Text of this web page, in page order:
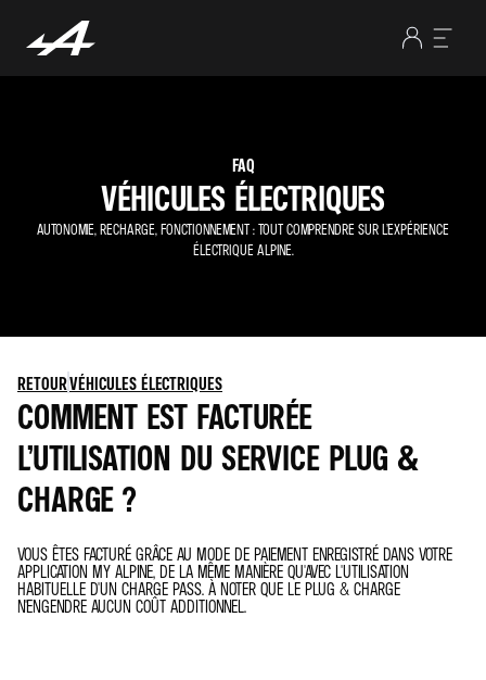
FAQ
VÉHICULES ÉLECTRIQUES
AUTONOMIE, RECHARGE, FONCTIONNEMENT : TOUT COMPRENDRE SUR L’EXPÉRIENCE
ÉLECTRIQUE ALPINE.
RETOURVÉHICULES ÉLECTRIQUES
COMMENT EST FACTURÉE
L’UTILISATION DU SERVICE PLUG &
CHARGE ?
VOUS ÊTES FACTURÉ GRÂCE AU MODE DE PAIEMENT ENREGISTRÉ DANS VOTRE
APPLICATION MY ALPINE, DE LA MÊME MANIÈRE QU'AVEC L'UTILISATION
HABITUELLE D'UN CHARGE PASS. À NOTER QUE LE PLUG & CHARGE
N'ENGENDRE AUCUN COÛT ADDITIONNEL.